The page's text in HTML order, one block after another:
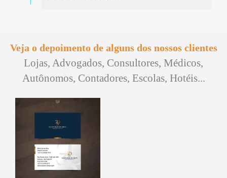
Veja o depoimento de alguns dos nossos clientes
Lojas, Advogados, Consultores, Médicos,
Autônomos, Contadores, Escolas, Hotéis...